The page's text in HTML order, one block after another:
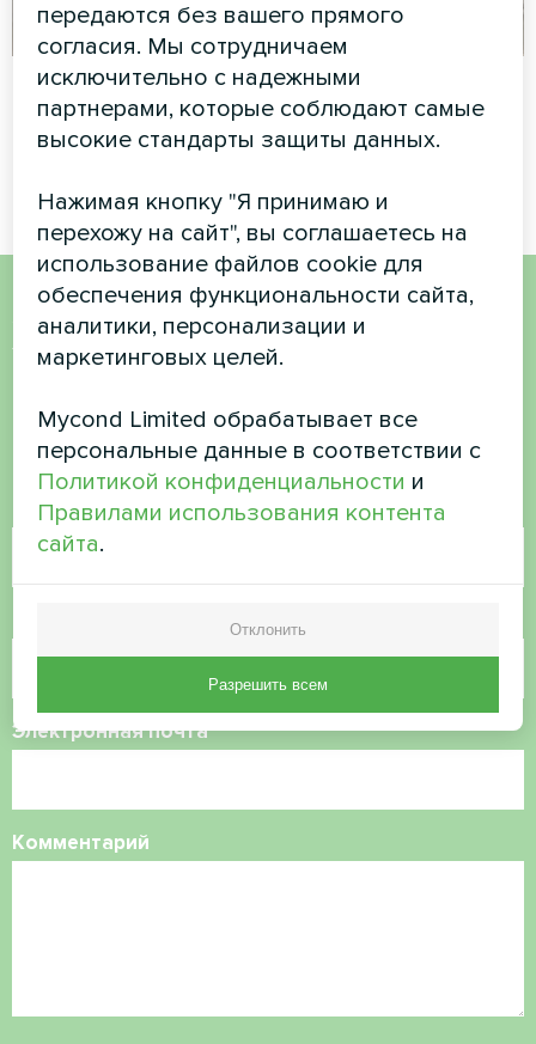
Апартаменты
Термостат для пола Mycond
Частный дом
Бытовой осушитель воздуха
Хотите купить или у вас
есть вопросы?
Свяжитесь с нами, и мы поможем вам
Имя
Электронная почта
Комментарий
передаются без вашего прямого
согласия. Мы сотрудничаем
исключительно с надежными
партнерами, которые соблюдают самые
высокие стандарты защиты данных.
Нажимая кнопку "Я принимаю и
перехожу на сайт", вы соглашаетесь на
использование файлов cookie для
обеспечения функциональности сайта,
аналитики, персонализации и
маркетинговых целей.
Mycond Limited обрабатывает все
персональные данные в соответствии с
Политикой конфиденциальности и
Правилами использования контента
сайта.
Отклонить
Разрешить всем